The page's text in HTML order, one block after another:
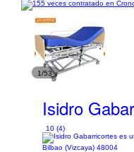
1/53
Isidro
10 (4)
Bilbao (Vizcaya) 48004